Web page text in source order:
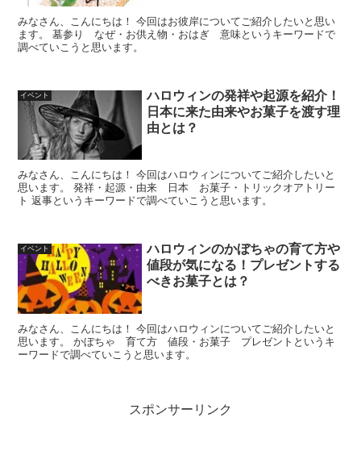
みなさん、こんにちは！ 今回はお彼岸についてご紹介したいと思い
ます。 墓参り なぜ・お供え物・おはぎ 意味というキーワードで
調べていこうと思います。
イベント
ハロウィンの発祥や起源を紹介！
日本に来た由来やお菓子を渡す理
由とは？
みなさん、こんにちは！ 今回はハロウィンについてご紹介したいと
思います。 発祥・起源・由来 日本 お菓子・トリックオアトリー
ト 返事というキーワードで調べていこうと思います。
イベント
ハロウィンのかぼちゃの育て方や
値段が気になる！プレゼントする
べきお菓子とは？
みなさん、こんにちは！ 今回はハロウィンについてご紹介したいと
思います。 かぼちゃ 育て方 値段・お菓子 プレゼントというキ
ーワードで調べていこうと思います。
スポンサーリンク